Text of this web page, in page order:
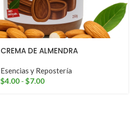
CREMA DE ALMENDRA
Esencias y Repostería
$4.00 - $7.00